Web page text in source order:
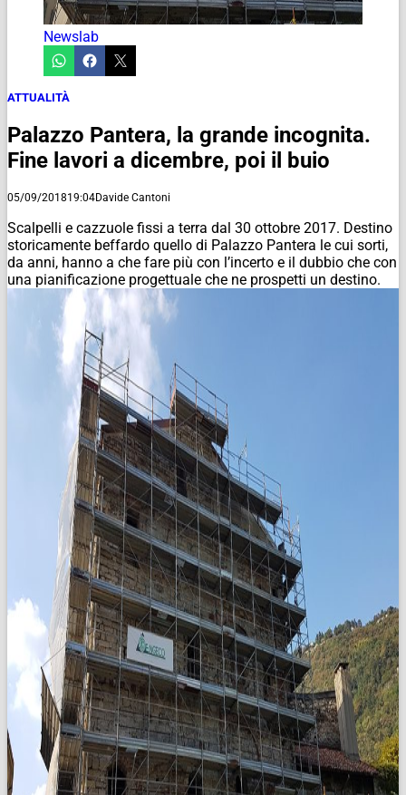
Newslab
ATTUALITÀ
Palazzo Pantera, la grande incognita.
Fine lavori a dicembre, poi il buio
05/09/201819:04Davide Cantoni
Scalpelli e cazzuole fissi a terra dal 30 ottobre 2017. Destino
storicamente beffardo quello di Palazzo Pantera le cui sorti,
da anni, hanno a che fare più con l’incerto e il dubbio che con
una pianificazione progettuale che ne prospetti un destino.